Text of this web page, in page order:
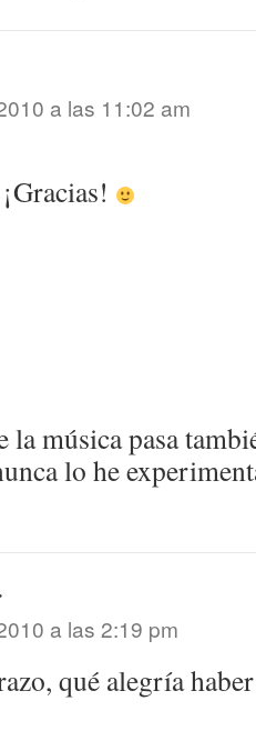
a las 11:02 am
la música pasa
lo he
a las 2:19 pm
qué alegría